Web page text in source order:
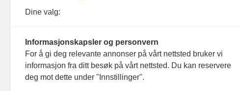
Debattinnlegg, tips og andre henvendelser.
Footer hovednavigasjon
Aktuelt
Dine valg:
Informasjonskapsler og personvern
For å gi deg relevante annonser på vårt nettsted bruker vi
informasjon fra ditt besøk på vårt nettsted. Du kan reservere
deg mot dette under "Innstillinger".